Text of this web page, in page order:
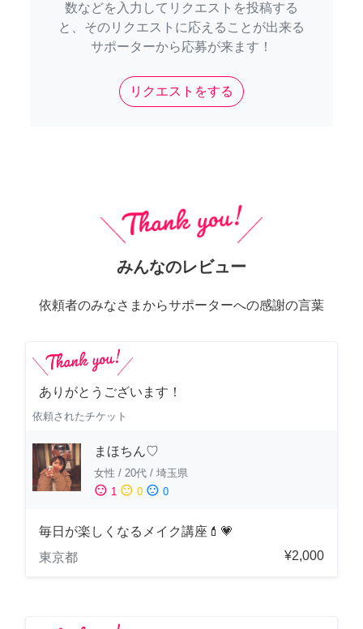
数などを入力してリクエストを投稿する
と、そのリクエストに応えることが出来る
サポーターから応募が来ます！
リクエストをする
みんなのレビュー
依頼者のみなさまからサポーターへの感謝の言葉
ありがとうございます！
依頼されたチケット
まほちん♡
女性 / 20代 / 埼玉県
sentiment_satisfied 1 sentiment_neutral 0 sentiment_dissatisfied 0
毎日が楽しくなるメイク講座💄💗
東京都
¥2,000